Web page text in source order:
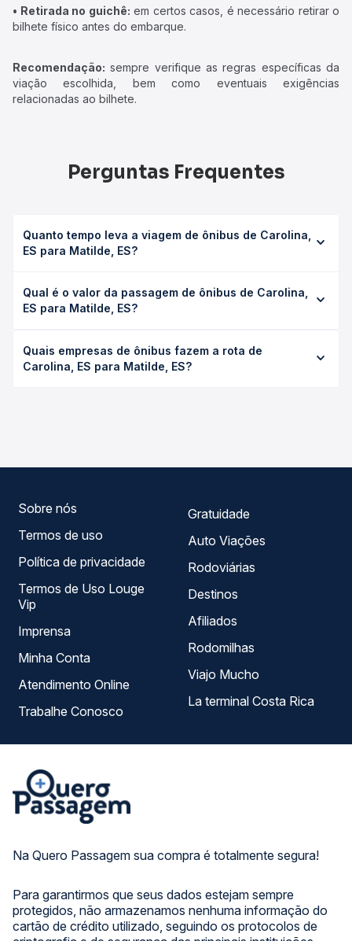
• Retirada no guichê: em certos casos, é necessário retirar o
bilhete físico antes do embarque.
Recomendação: sempre verifique as regras específicas da
viação escolhida, bem como eventuais exigências
relacionadas ao bilhete.
Perguntas Frequentes
Quanto tempo leva a viagem de ônibus de Carolina,
ES para Matilde, ES?
em média 0 horas, podendo variar conforme a viação, o
tipo de serviço (convencional, executivo ou leito) e as
opção na data desejada.
Qual é o valor da passagem de ônibus de Carolina,
ES para Matilde, ES?
Matilde, ES custa em média não identificado e varia
conforme a data da viagem, a empresa, o tipo de poltrona
Quais empresas de ônibus fazem a rota de
Carolina, ES para Matilde, ES?
Na Quero Passagem sua compra é totalmente segura!
Para garantirmos que seus dados estejam sempre
protegidos, não armazenamos nenhuma informação do
cartão de crédito utilizado, seguindo os protocolos de
Sobre nós
Termos de uso
Política de privacidade
Termos de Uso Louge
Vip
Imprensa
Minha Conta
Atendimento Online
Trabalhe Conosco
Gratuidade
Auto Viações
Rodoviárias
Destinos
Afiliados
Rodomilhas
Viajo Mucho
La terminal Costa Rica